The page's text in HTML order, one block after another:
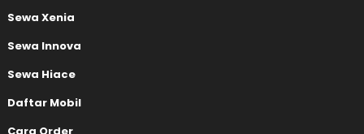
Sewa Xenia
Sewa Innova
Sewa Hiace
Daftar Mobil